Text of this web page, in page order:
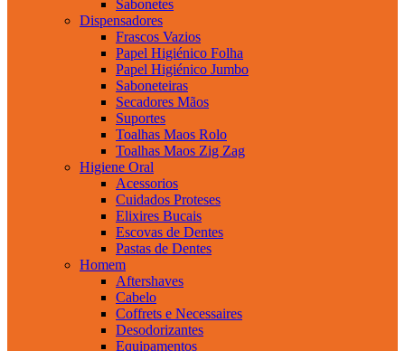
Sabonetes
Dispensadores
Frascos Vazios
Papel Higiénico Folha
Papel Higiénico Jumbo
Saboneteiras
Secadores Mãos
Suportes
Toalhas Maos Rolo
Toalhas Maos Zig Zag
Higiene Oral
Acessorios
Cuidados Proteses
Elixires Bucais
Escovas de Dentes
Pastas de Dentes
Homem
Aftershaves
Cabelo
Coffrets e Necessaires
Desodorizantes
Equipamentos